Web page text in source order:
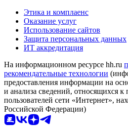
Этика и комплаенс
Оказание услуг
Использование сайтов
Защита персональных данных
ИТ аккредитация
На информационном ресурсе hh.ru
рекомендательные технологии
предоставления информации на
и анализа сведений, относящихся к
пользователей сети «Интернет»,
Российской Федерации)